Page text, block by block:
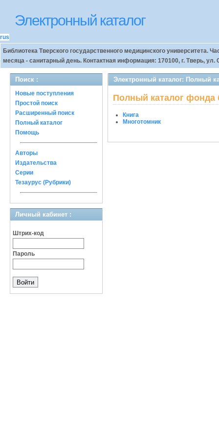
Электронный каталог
rus
Библиотека Тверского государственного медицинского университета.
месяца - санитарный день. Контактная информация: 170100, г. Тверь,
Поиск :
Новые поступления
Простой поиск
Расширенный поиск
Полный каталог
Помощь
Авторы
Издательства
Серии
Тезаурус (Рубрики)
Личный кабинет :
Штрих-код
Пароль
Электронный каталог: Полный
Полный каталог фонда
Книга
Многотомник